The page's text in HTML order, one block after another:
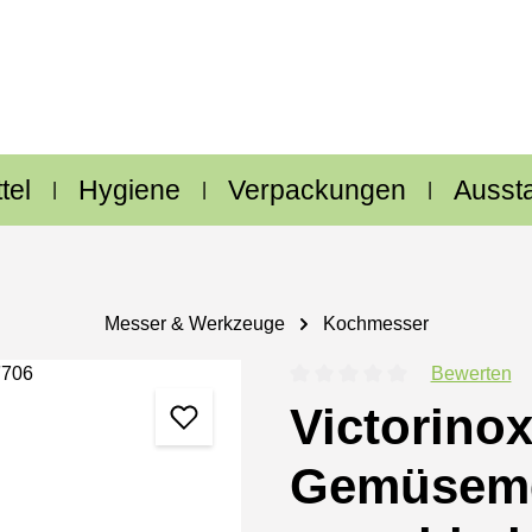
Hygiene Verpackungen
Messer & Werkzeuge Kochmesser
Bewerten